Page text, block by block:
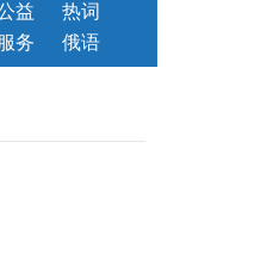
益
热词
服务 俄语